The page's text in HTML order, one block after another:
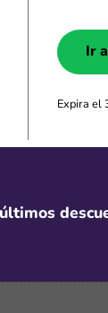
-
Ir
Expira el